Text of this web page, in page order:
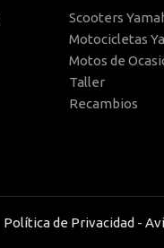
Scooters
Motocicletas
Motos de
Taller
Recambios
Política de Privacidad -